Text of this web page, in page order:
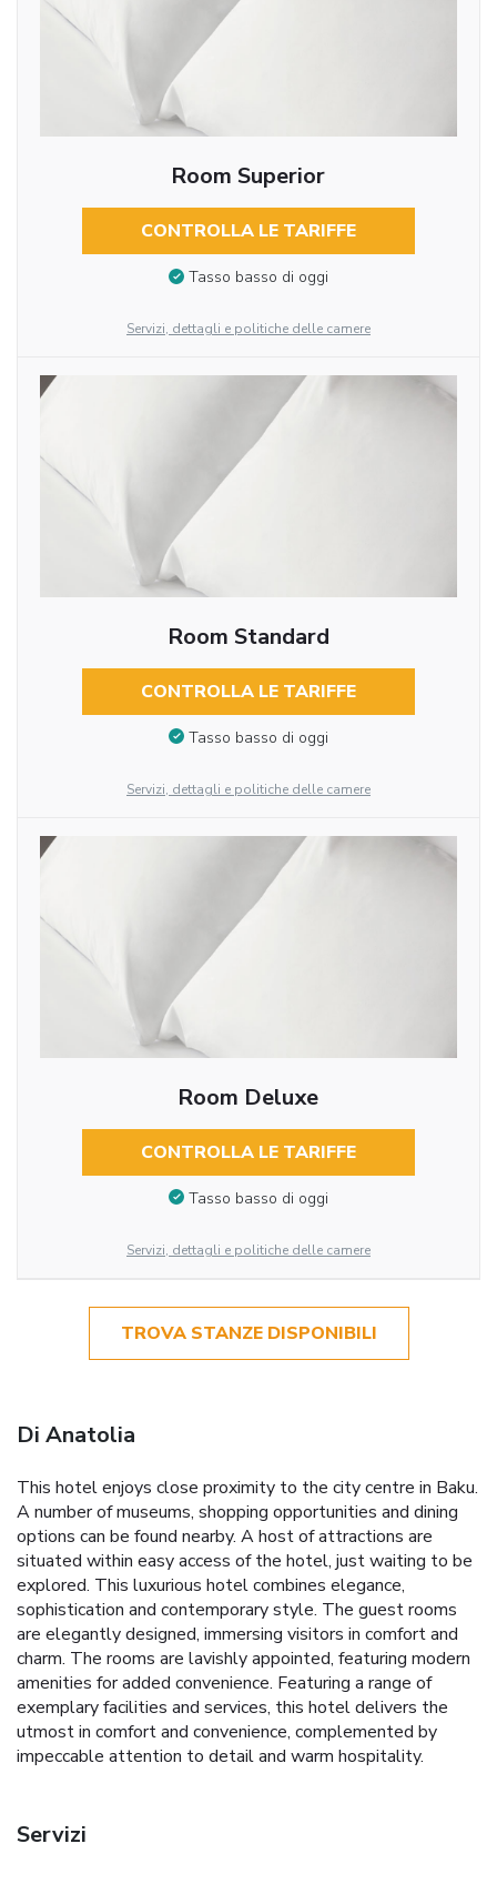
Room Superior
CONTROLLA LE TARIFFE
Tasso basso di oggi
Servizi, dettagli e politiche delle camere
Room Standard
CONTROLLA LE TARIFFE
Tasso basso di oggi
Servizi, dettagli e politiche delle camere
Room Deluxe
CONTROLLA LE TARIFFE
Tasso basso di oggi
Servizi, dettagli e politiche delle camere
TROVA STANZE DISPONIBILI
Di Anatolia
This hotel enjoys close proximity to the city centre in Baku.
A number of museums, shopping opportunities and dining
options can be found nearby. A host of attractions are
situated within easy access of the hotel, just waiting to be
explored. This luxurious hotel combines elegance,
sophistication and contemporary style. The guest rooms
are elegantly designed, immersing visitors in comfort and
charm. The rooms are lavishly appointed, featuring modern
amenities for added convenience. Featuring a range of
exemplary facilities and services, this hotel delivers the
utmost in comfort and convenience, complemented by
impeccable attention to detail and warm hospitality.
Servizi